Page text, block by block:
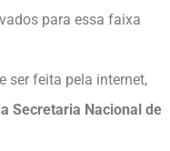
para essa faixa
ser feita pela internet,
Secretaria Nacional de